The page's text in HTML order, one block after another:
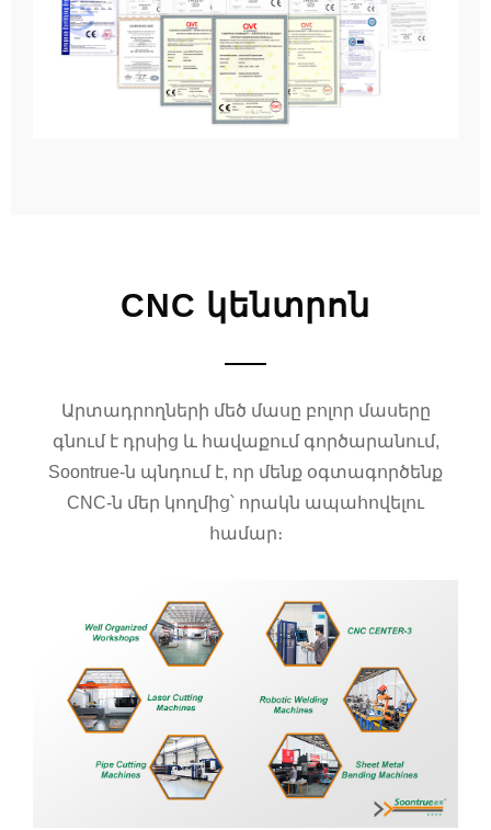
CNC կենտրոն
Արտադրողների մեծ մասը բոլոր մասերը
գնում է դրսից և հավաքում գործարանում,
Soontrue-ն պնդում է, որ մենք օգտագործենք
CNC-ն մեր կողմից՝ որակն ապահովելու
համար։